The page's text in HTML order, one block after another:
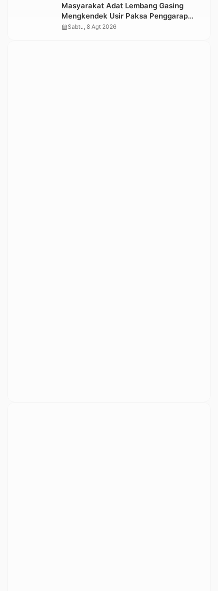
Masyarakat Adat Lembang Gasing
Mengkendek Usir Paksa Penggarap
yang Rusak Kawasan Hutan
calendar_monthSabtu, 8 Agt 2026